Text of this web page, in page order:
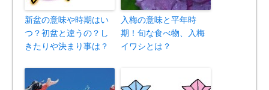
新盆の意味や時期はい
つ？初盆と違うの？し
きたりや決まり事は？
入梅の意味と平年時
期！旬な食べ物、入梅
イワシとは？